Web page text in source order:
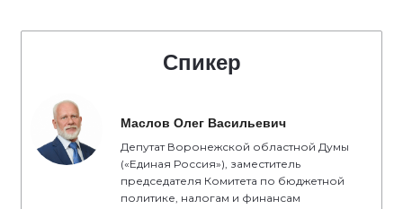
Спикер
Маслов Олег Васильевич
Депутат Воронежской областной Думы
(«Единая Россия»), заместитель
председателя Комитета по бюджетной
политике, налогам и финансам